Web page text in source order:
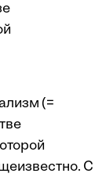
(=
С